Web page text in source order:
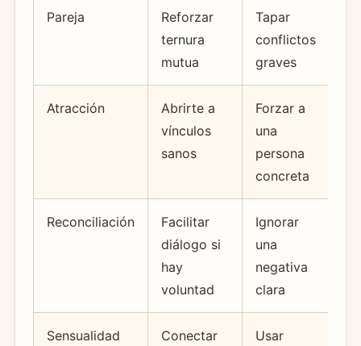
Pareja
Reforzar
ternura
mutua
Tapar
conflictos
graves
Atracción
Abrirte a
vínculos
sanos
Forzar a
una
persona
concreta
Reconciliación
Facilitar
diálogo si
hay
voluntad
Ignorar
una
negativa
clara
Sensualidad
Conectar
Usar